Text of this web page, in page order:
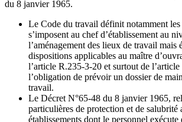
du 8 janvier 1965.
Le Code du travail définit notamment
s’imposent au chef d’établissement au
l’aménagement des lieux de travail mais
dispositions applicables au maître
l’article R.235-3-20 et surtout de
l’obligation de prévoir un dossier de
travail.
Le Décret N°65-48 du 8 janvier 1965,
particulières de protection et de salubrité
établissements dont le personnel exécute